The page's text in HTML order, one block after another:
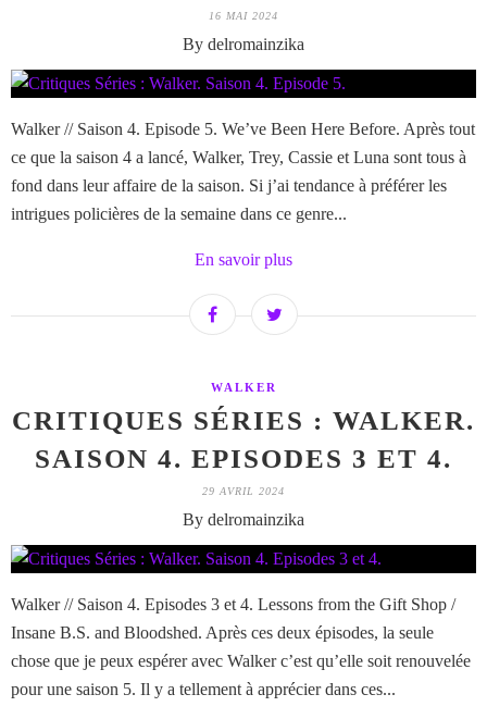
16 MAI 2024
By delromainzika
Walker // Saison 4. Episode 5. We’ve Been Here Before. Après tout
ce que la saison 4 a lancé, Walker, Trey, Cassie et Luna sont tous à
fond dans leur affaire de la saison. Si j’ai tendance à préférer les
intrigues policières de la semaine dans ce genre...
En savoir plus
WALKER
CRITIQUES SÉRIES : WALKER.
SAISON 4. EPISODES 3 ET 4.
29 AVRIL 2024
By delromainzika
Walker // Saison 4. Episodes 3 et 4. Lessons from the Gift Shop /
Insane B.S. and Bloodshed. Après ces deux épisodes, la seule
chose que je peux espérer avec Walker c’est qu’elle soit renouvelée
pour une saison 5. Il y a tellement à apprécier dans ces...